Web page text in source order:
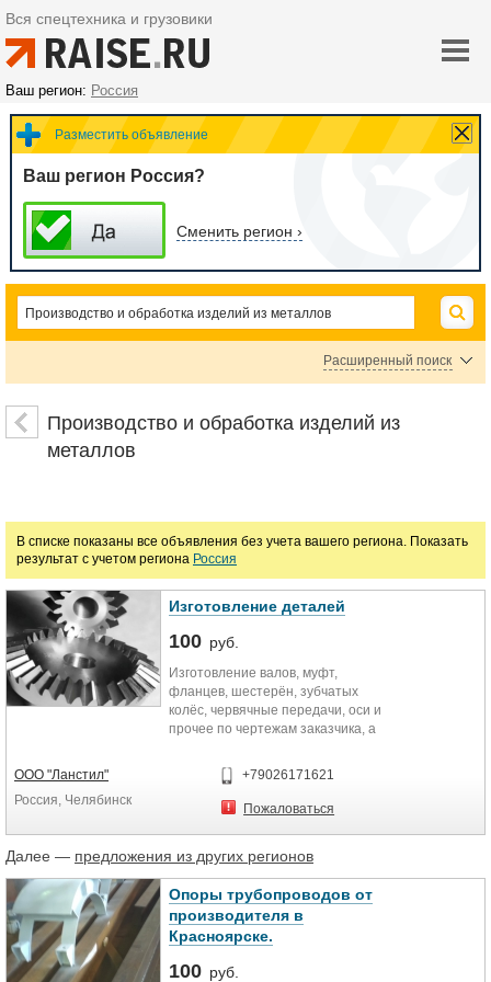
Вся спецтехника и грузовики
Ваш регион: Россия
Разместить объявление
Ваш регион Россия?
Сменить регион ›
Расширенный поиск
Цена
руб.
Производство и обработка изделий из
металлов
В списке показаны все объявления без учета вашего региона. Показать
результат с учетом региона Россия
Изготовление деталей
100 руб.
Изготовление валов, муфт,
фланцев, шестерён, зубчатых
колёс, червячные передачи, оси и
прочее по чертежам заказчика, а
ООО "Ланстил"
Россия, Челябинск
+79026171621
Пожаловаться
Далее — предложения из других регионов
Опоры трубопроводов от
производителя в
Красноярске.
100 руб.